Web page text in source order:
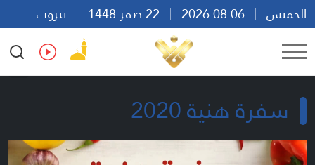
الخميس
بيروت
20:19
Ar En Fr Es
سفرة هنية 2020